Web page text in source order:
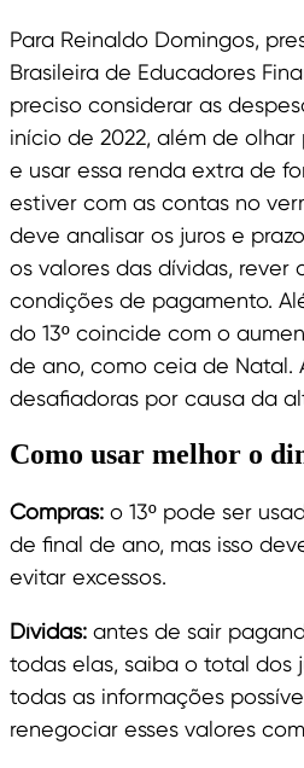
Para Reinaldo Domingos,
Brasileira de Educadores
preciso considerar as
início de 2022, além de
e usar essa renda extra de
estiver com as contas no
deve analisar os juros e
os valores das dívidas, rever
condições de pagamento.
do 13º coincide com o
de ano, como ceia de Natal.
desafiadoras por causa da
Como usar melhor o
Compras: o 13º pode ser
de final de ano, mas isso
evitar excessos.
Dívidas: antes de sair
todas elas, saiba o total dos
todas as informações
renegociar esses valores